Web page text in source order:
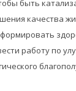
быть
качества
работу по